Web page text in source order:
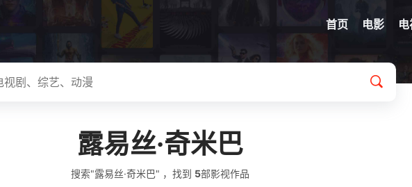
首页 电影 电
露易丝·奇米巴
搜索"露易丝·奇米巴" ，找到 5部影视作品